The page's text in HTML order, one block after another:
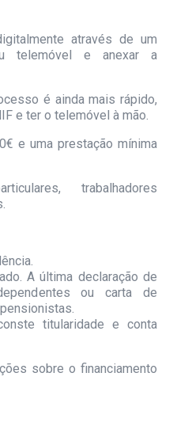
através de um
telemóvel e anexar a
é ainda mais rápido,
e ter o telemóvel à mão.
e uma prestação mínima
trabalhadores
A última declaração de
ou carta de
titularidade e conta
sobre o financiamento